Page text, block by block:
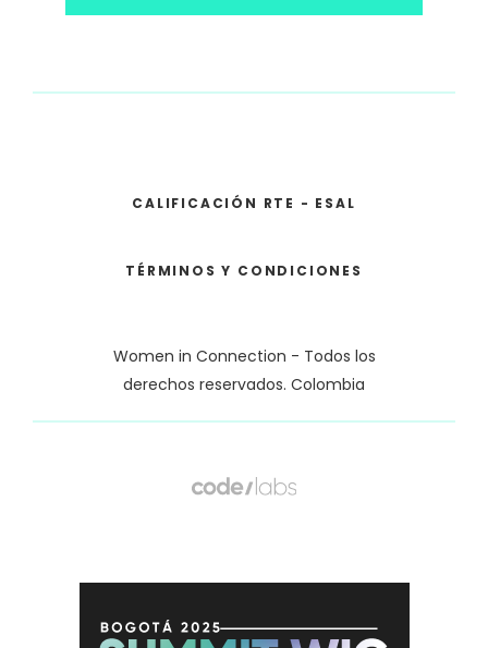
Women in Connection - Todos los
derechos reservados. Colombia
TÉRMINOS Y CONDICIONES
CALIFICACIÓN RTE - ESAL